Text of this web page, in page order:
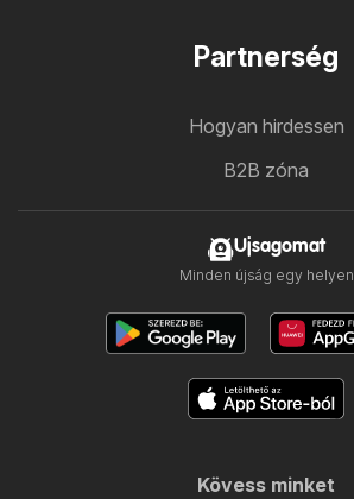
Partnerség
Hogyan hirdessen
B2B zóna
Ujsagomat
Minden újság egy helyen
Kövess minket